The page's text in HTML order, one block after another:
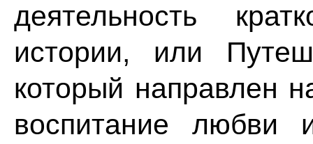
деятельность
истории, или
который направлен
воспитание любви